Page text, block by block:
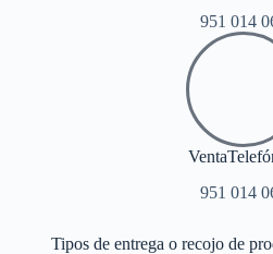
951 014
951 014
Tipos de entrega o recojo de